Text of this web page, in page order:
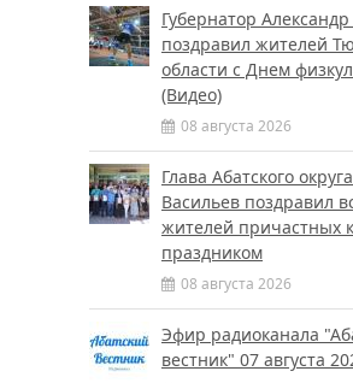
Губернатор
поздравил жителей
области с Днем
(Видео)
08 августа 2026
Глава Абатского
Васильев поздравил
жителей причастных
праздником
08 августа 2026
Эфир радиоканала
вестник" 07 августа